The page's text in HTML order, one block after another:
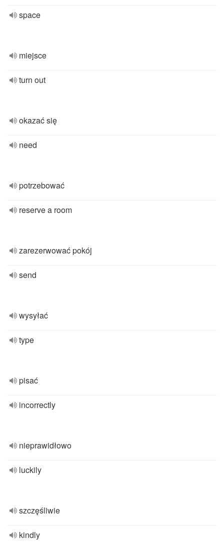
space
miejsce
turn out
okazać się
need
potrzebować
reserve a room
zarezerwować pokój
send
wysyłać
type
pisać
incorrectly
nieprawidłowo
luckily
szczęśliwie
kindly